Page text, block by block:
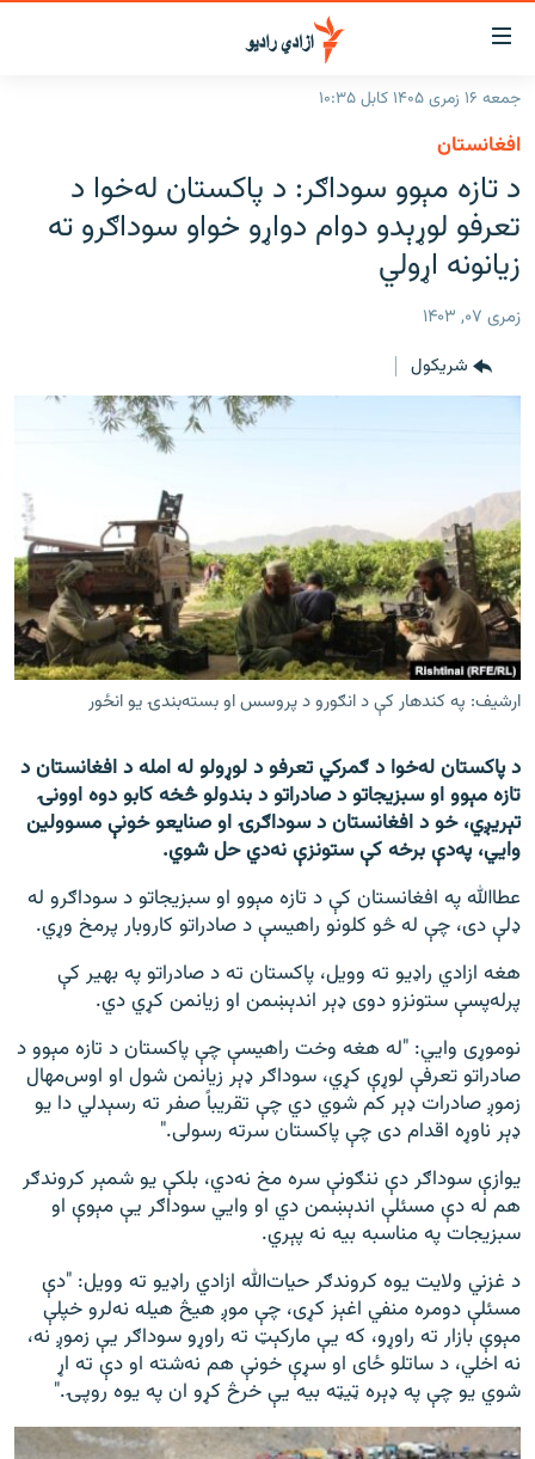
د
لاسرسۍ
وړ
لېنکونه
متن
ته
ورتلل
اصلي
ته
مراجعه
راپورونه
افغانستان
سیمه
خبرونه
افغانستان
د خپرونو جدول
انځوریزه برخه
'کووېډ-۱۹'
اړیکه
دري پاڼه
Azadi English
د ازادې اروپا/ ازادي راډيو ټولې پاڼې
جمعه ۱۶ زمری ۱۴۰۵ کابل ۱۰:۳۵
افغانستان
د تازه مېوو سوداګر: د پاکستان له‌خوا د
تعرفو لوړېدو دوام دواړو خواو سوداګرو ته
زيانونه اړولي
زمری ۰۷, ۱۴۰۳
شريکول
ارشیف: په کندهار کې د انګورو د پروسس او بسته‌بندۍ یو انځور
د پاکستان له‌خوا د ګمرکي تعرفو د لوړولو له امله د افغانستان د
تازه مېوو او سبزیجاتو د صادراتو د بندولو څخه کابو دوه اوونۍ
تېریږي، خو د افغانستان د سوداګرۍ او صنایعو خونې مسوولین
وايي، په‌دې برخه کې ستونزې نه‌دي حل شوي.
عطاالله په افغانستان کې د تازه مېوو او سبزیجاتو د سوداګرو له
ډلې دی، چې له څو کلونو راهیسې د صادراتو کاروبار پرمخ وړي.
هغه ازادي راډیو ته وویل، پاکستان ته د صادراتو په بهیر کې
پرله‌پسې ستونزو دوی ډېر اندېښمن او زیانمن کړي دي.
نوموړی وايي: "له هغه وخت راهیسې چې پاکستان د تازه مېوو د
صادراتو تعرفې لوړې کړي، سوداګر ډېر زیانمن شول او اوس‌مهال
زموږ صادرات ډېر کم شوي دي چې تقریباً صفر ته رسېدلي دا یو
ډېر ناوړه اقدام دی چې پاکستان سرته رسولی."
یوازې سوداګر دې ننګونې سره مخ نه‌دي، بلکې يو شمېر کروندګر
هم له دې مسئلې اندېښمن دي او وايي سوداګر يې مېوې او
سبزيجات په مناسبه بيه نه پېري.
د غزني ولایت یوه کروندګر حیات‌الله ازادي راډیو ته وویل: "دې
مسئلې دومره منفي اغېز کړی، چې موږ هیڅ هیله نه‌لرو خپلې
مېوې بازار ته راوړو، که یې مارکېټ ته راوړو سوداګر يې زموږ نه،
نه اخلي، د ساتلو ځای او سړې خونې هم نه‌شته او دې ته اړ
شوي یو چې په ډېره ټيټه بيه يې خرڅ کړو ان په یوه روپۍ."